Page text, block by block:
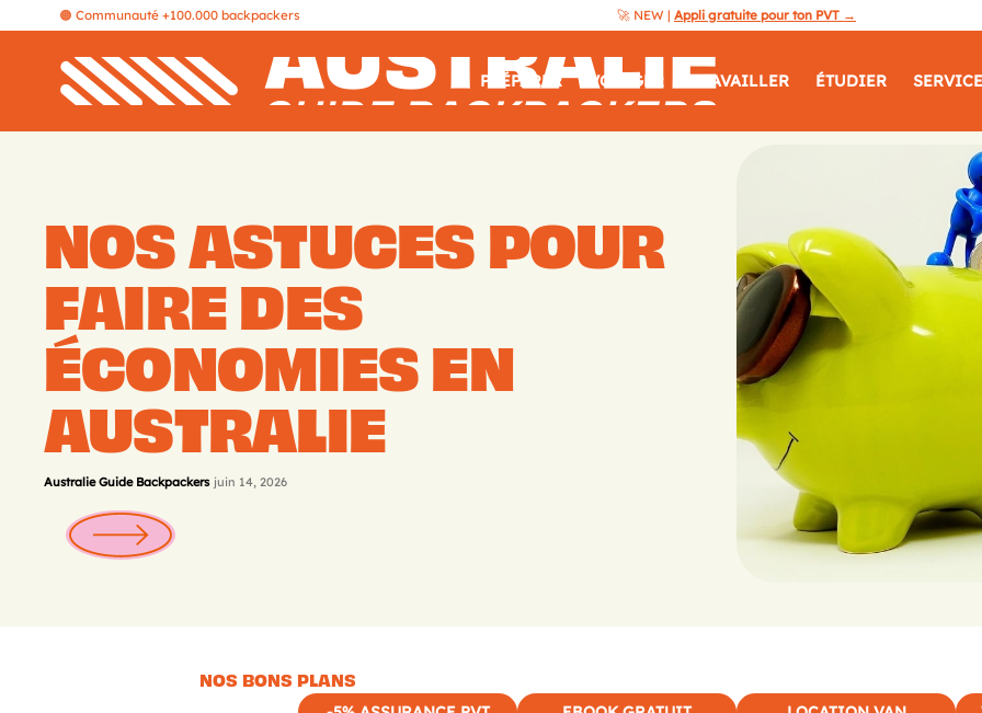
🚀 NEW | Appli gratuite pour ton PVT →
🟠 Communauté +100.000 backpackers
Australie
Guide
PRÉPARER VOYAGER TRAVAILLER ÉTUDIER
NOS ASTUCES POUR
FAIRE DES
ÉCONOMIES EN
AUSTRALIE
Australie Guide Backpackers juin 14, 2026
NOS BONS PLANS